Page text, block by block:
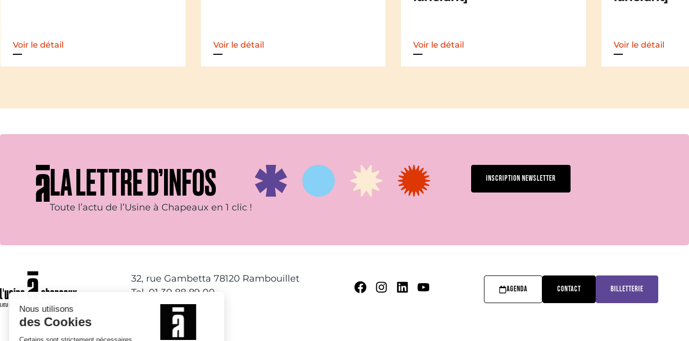
Voir le détail Voir le détail Voir le détail Voir le détail
LA LETTRE D’INFOS
Toute l’actu de l’Usine à Chapeaux en 1 clic !
INSCRIPTION NEWSLETTER
32, rue Gambetta 78120 Rambouillet
Tel. 01 30 88 89 00
AGENDA CONTACT BILLETTERIE